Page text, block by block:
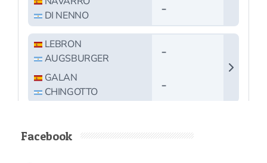
Facebook